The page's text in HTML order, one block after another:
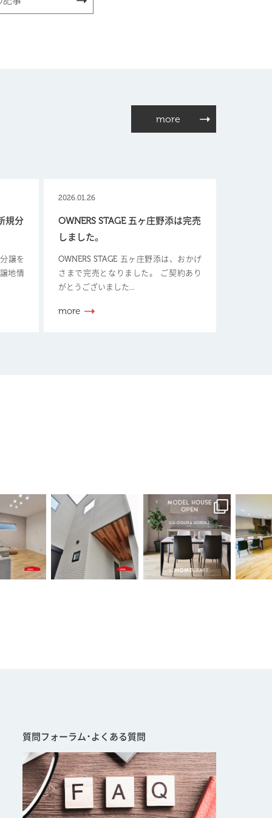
規分
譲を
地情
2026.01.26
OWNERS STAGE 五ヶ庄野添は完売
しました。
OWNERS STAGE 五ヶ庄野添は、おかげ
さまで完売となりました。 ご契約あり
がとうございました...
more
more
質問フォーラム･よくある質問